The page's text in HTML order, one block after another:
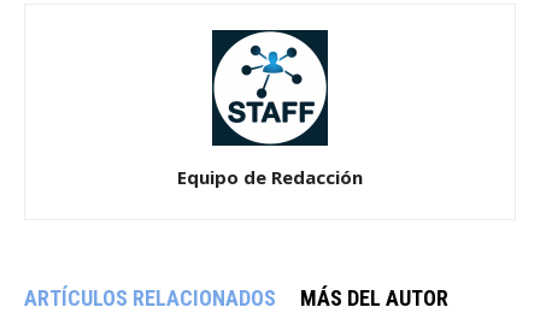
Equipo de Redacción
ARTÍCULOS RELACIONADOS MÁS DEL AUTOR